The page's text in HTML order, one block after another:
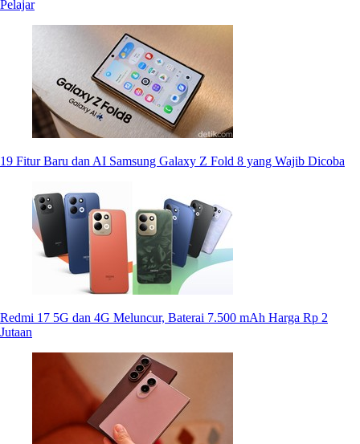
Pelajar
19 Fitur Baru dan AI Samsung Galaxy Z Fold 8 yang Wajib Dicoba
Redmi 17 5G dan 4G Meluncur, Baterai 7.500 mAh Harga Rp 2
Jutaan